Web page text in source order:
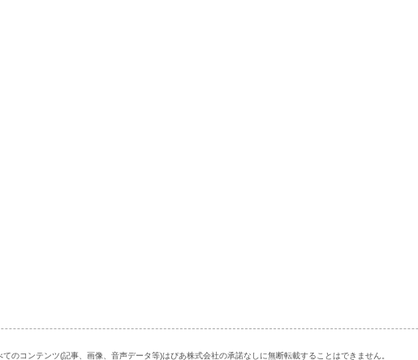
のコンテンツ(記事、画像、音声データ等)はぴあ株式会社の承諾なしに無断転載することはできません。